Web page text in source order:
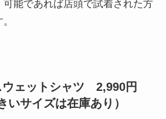
能であれば店頭で試着された方
ウェットシャツ 2,990円
サイズは在庫あり）